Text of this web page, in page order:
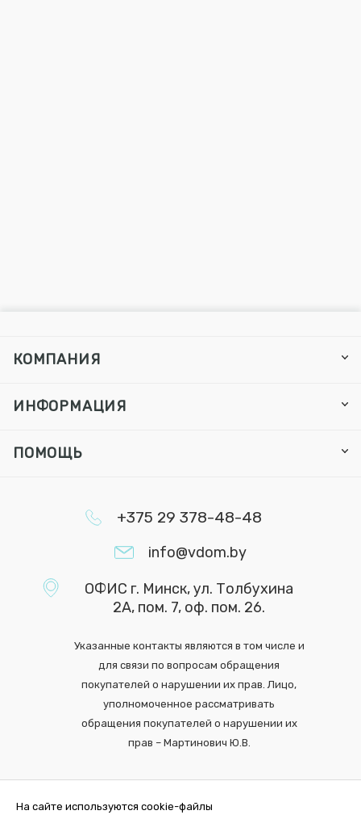
КОМПАНИЯ
ИНФОРМАЦИЯ
ПОМОЩЬ
+375 29 378-48-48
info@vdom.by
ОФИС г. Минск, ул. Толбухина
2А, пом. 7, оф. пом. 26.
Указанные контакты являются в том числе и
для связи по вопросам обращения
покупателей о нарушении их прав. Лицо,
уполномоченное рассматривать
обращения покупателей о нарушении их
прав – Мартинович Ю.В.
На сайте используются cookie-файлы